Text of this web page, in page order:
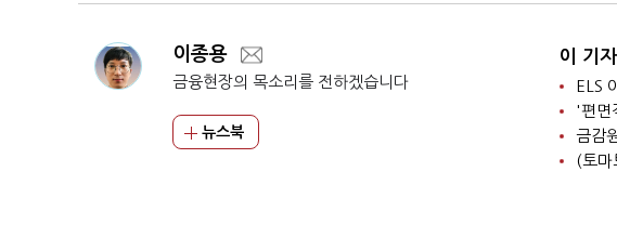
이종용
금융현장의 목소리를 전하겠습니다
뉴스북
이 기
ELS
'편면
금감
(토마